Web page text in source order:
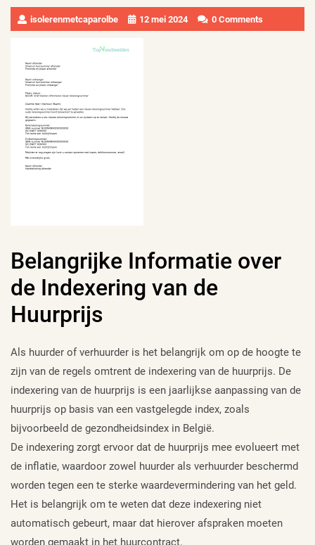
isolerenmetcaparolbe 12 mei 2024 0 Comments
Belangrijke Informatie over
de Indexering van de
Huurprijs
Als huurder of verhuurder is het belangrijk om op de hoogte te
zijn van de regels omtrent de indexering van de huurprijs. De
indexering van de huurprijs is een jaarlijkse aanpassing van de
huurprijs op basis van een vastgelegde index, zoals
bijvoorbeeld de gezondheidsindex in België.
De indexering zorgt ervoor dat de huurprijs mee evolueert met
de inflatie, waardoor zowel huurder als verhuurder beschermd
worden tegen een te sterke waardevermindering van het geld.
Het is belangrijk om te weten dat deze indexering niet
automatisch gebeurt, maar dat hierover afspraken moeten
worden gemaakt in het huurcontract.